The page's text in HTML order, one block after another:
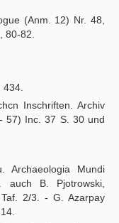
(Anm. 12) Nr. 48,
80-82.
Inschriften. Archiv
57) Inc. 37 S. 30 und
Archaeologia Mundi
B. Pjotrowski,
2/3. - G. Azarpay